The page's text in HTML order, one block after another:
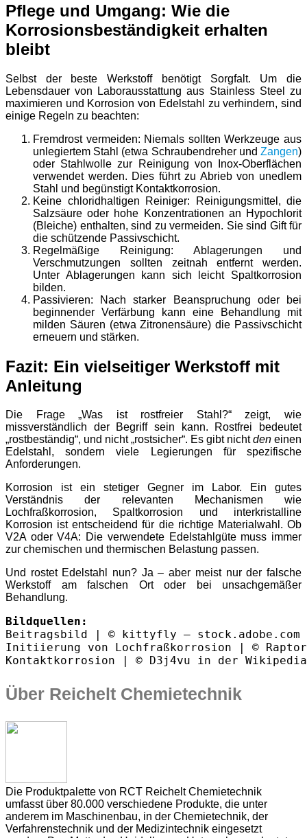
Pflege und Umgang: Wie die
Korrosionsbeständigkeit erhalten
bleibt
Selbst der beste Werkstoff benötigt Sorgfalt. Um die
Lebensdauer von Laborausstattung aus Stainless Steel zu
maximieren und Korrosion von Edelstahl zu verhindern, sind
einige Regeln zu beachten:
Fremdrost vermeiden: Niemals sollten Werkzeuge aus
unlegiertem Stahl (etwa Schraubendreher und Zangen)
oder Stahlwolle zur Reinigung von Inox-Oberflächen
verwendet werden. Dies führt zu Abrieb von unedlem
Stahl und begünstigt Kontaktkorrosion.
Keine chloridhaltigen Reiniger: Reinigungsmittel, die
Salzsäure oder hohe Konzentrationen an Hypochlorit
(Bleiche) enthalten, sind zu vermeiden. Sie sind Gift für
die schützende Passivschicht.
Regelmäßige Reinigung: Ablagerungen und
Verschmutzungen sollten zeitnah entfernt werden.
Unter Ablagerungen kann sich leicht Spaltkorrosion
bilden.
Passivieren: Nach starker Beanspruchung oder bei
beginnender Verfärbung kann eine Behandlung mit
milden Säuren (etwa Zitronensäure) die Passivschicht
erneuern und stärken.
Fazit: Ein vielseitiger Werkstoff mit
Anleitung
Die Frage „Was ist rostfreier Stahl?“ zeigt, wie
missverständlich der Begriff sein kann. Rostfrei bedeutet
„rostbeständig“, und nicht „rostsicher“. Es gibt nichtden einen
Edelstahl, sondern viele Legierungen für spezifische
Anforderungen.
Korrosion ist ein stetiger Gegner im Labor. Ein gutes
Verständnis der relevanten Mechanismen wie
Lochfraßkorrosion, Spaltkorrosion und interkristalline
Korrosion ist entscheidend für die richtige Materialwahl. Ob
V2A oder V4A: Die verwendete Edelstahlgüte muss immer
zur chemischen und thermischen Belastung passen.
Und rostet Edelstahl nun? Ja – aber meist nur der falsche
Werkstoff am falschen Ort oder bei unsachgemäßer
Behandlung.
Bildquellen:
Initiierung von Lochfraßkorrosion
Kontaktkorrosion
| © D3j4vu in der
Über Reichelt Chemietechnik
Die Produktpalette von RCT Reichelt Chemietechnik
umfasst über 80.000 verschiedene Produkte, die unter
anderem im Maschinenbau, in der Chemietechnik, der
Verfahrenstechnik und der Medizintechnik eingesetzt